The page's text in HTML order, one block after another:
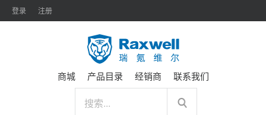
登录 注册
商城 产品目录 经销商 联系我们